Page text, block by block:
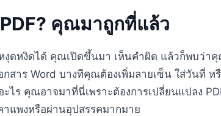
คุณมาถูกที่แล้ว
งุดหงิดได้ คุณเปิดขึ้นมา เห็นคำผิด แล้วก็พบว่า
กสาร Word บางทีคุณต้องเพิ่มลายเซ็น ใส่วันที่ ห
ไร คุณอาจมาที่นี่เพราะต้องการเปลี่ยนแปลง
แพงหรือผ่านอุปสรรคมากมาย